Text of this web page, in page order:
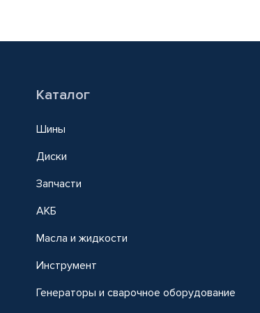
Каталог
Шины
Диски
Запчасти
АКБ
Масла и жидкости
Инструмент
Генераторы и сварочное оборудование